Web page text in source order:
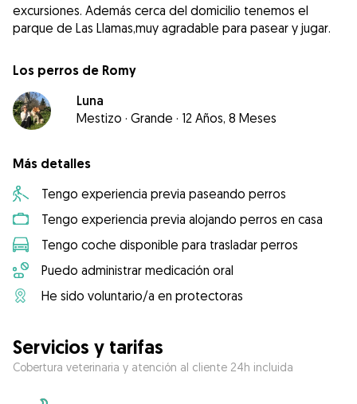
excursiones. Además cerca del domicilio tenemos el
Los perros de Romy
Luna
Mestizo · Grande · 12 Años, 8 Meses
Más detalles
Tengo experiencia previa paseando perros
Tengo experiencia previa alojando perros en casa
Tengo coche disponible para trasladar perros
Puedo administrar medicación oral
He sido voluntario/a en protectoras
Servicios y tarifas
Cobertura veterinaria y atención al cliente 24h incluida